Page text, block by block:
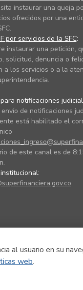
al usuario en su
web.
instaurar una queja
ofrecidos por una
por servicios de la SFC:
instaurar una petición,
solicitud, denuncia o
a los servicios o a la
notificaciones
envío de notificaciones
está habilitado el
de este canal es de